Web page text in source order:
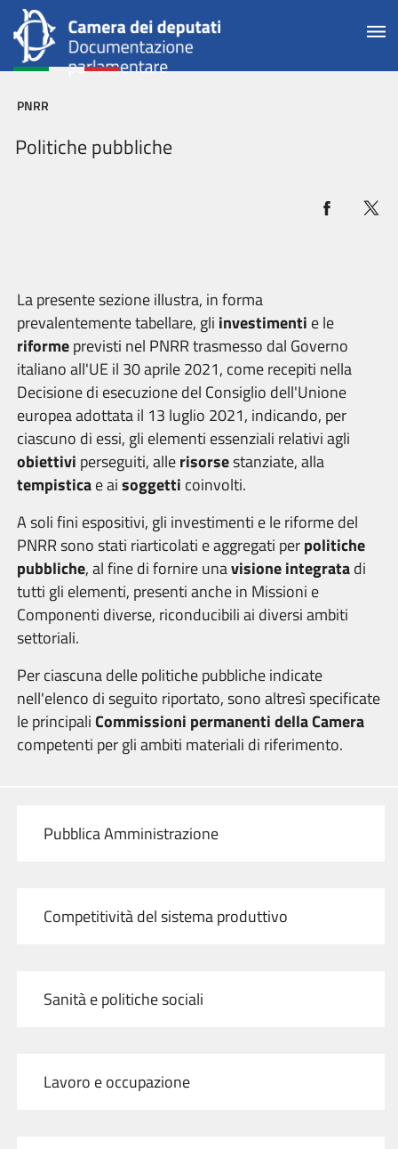
PNRR
Politiche pubbliche
La presente sezione illustra, in forma
prevalentemente tabellare, gli investimenti e le
riformeprevisti nel PNRR trasmesso dal Governo
italiano all'UE il 30 aprile 2021, come recepiti nella
Decisione di esecuzione del Consiglio dell'Unione
europea adottata il 13 luglio 2021, indicando, per
ciascuno di essi, gli elementi essenziali relativi agli
obiettivi perseguiti, allerisorsestanziate, alla
tempisticae aisoggetti coinvolti.
A soli fini espositivi, gli investimenti e le riforme del
PNRR sono stati riarticolati e aggregati perpolitiche
pubbliche, al fine di fornire unavisione integratadi
tutti gli elementi, presenti anche in Missioni e
Componenti diverse, riconducibili ai diversi ambiti
settoriali.
Per ciascuna delle politiche pubbliche indicate
nell'elenco di seguito riportato, sono altresì specificate
le principaliCommissioni permanenti della Camera
competenti per gli ambiti materiali di riferimento.
Pubblica Amministrazione
Competitività del sistema produttivo
Sanità e politiche sociali
Lavoro e occupazione